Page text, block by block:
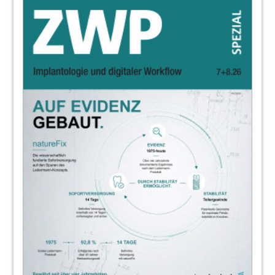
Ganz klar: Um Hygiene kommt man nicht
herum
Steffen Rudat
Das Absaugsystem: Die versteckte Gefahr!
Mag. (FH) Karoline Obitzhofer
Oft unterschätzt, aber existenziell:
Wasserhygiene in Praxen
Farina Heilen
dental bauer GmbH & Co. KG
Umfangreiche Lösungen für die
Aufbereitung
Manuela Steinhauser